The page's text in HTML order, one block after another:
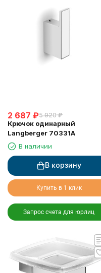
2 687 ₽5 920 ₽
Крючок одинарный
Langberger 70331A
В наличии
В корзину
Купить в 1 клик
Запрос счета для юрлиц